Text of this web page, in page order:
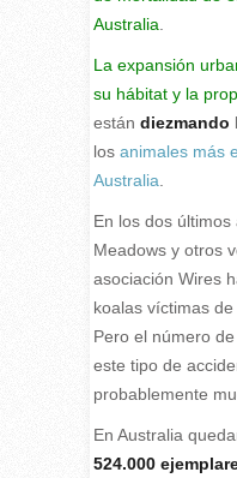
Australia
La expansión
su hábitat y la
están diezmando
losanimales más
Australia
En los dos últimos
Meadows y otros
asociación Wires
koalas víctimas
Pero el número
este tipo de
probablemente
En Australia
524.000